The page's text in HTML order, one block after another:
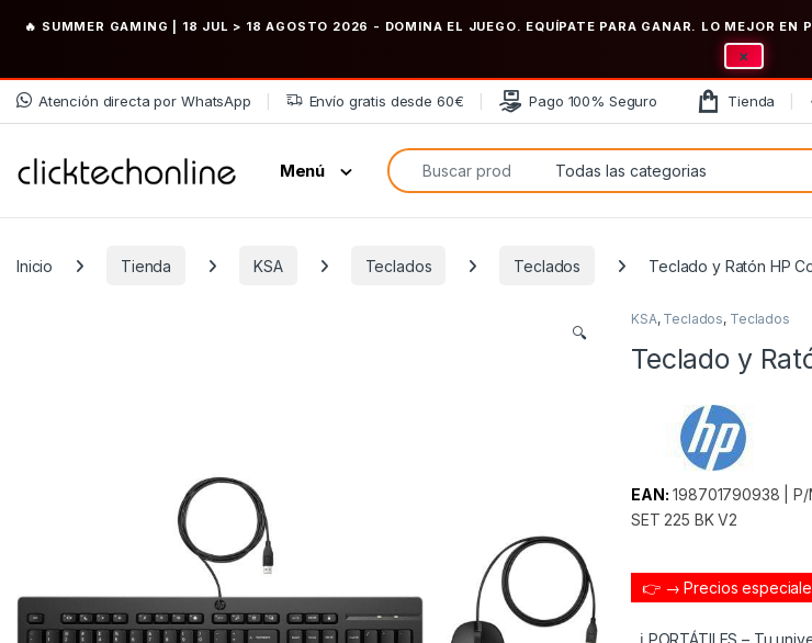
🔥 SUMMER GAMING | 18 JUL > 18 AGOSTO 2026 - DOMINA EL JUEGO. EQUÍPATE PARA GANAR. LO MEJOR EN
×
Saltar a la navegación
Saltar al contenido
Atención directa por WhatsApp Envío gratis desde 60€ Pago 100% Seguro Tienda
Menú
Búsqueda de:
Inicio Tienda KSA Teclados Teclados Teclado y Ratón HP
🔍
KSA, Teclados, Teclados
Teclado y
EAN: 198701790938 | P/
SET 225 BK V2
👉 → Precios